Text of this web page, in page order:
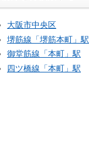
大阪市中央区
堺筋線「堺筋本町 」駅
御堂筋線「本町 」駅
四ツ橋線「本町 」駅